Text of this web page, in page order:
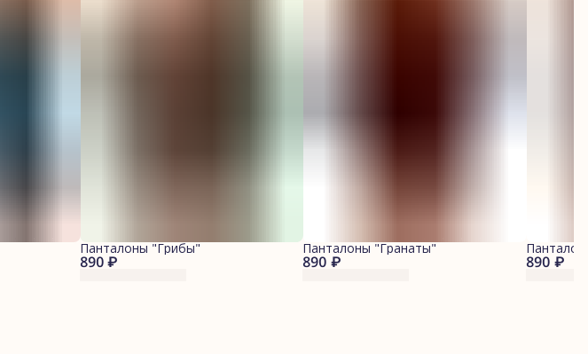
890 ₽
Панталоны "Грибы"
890 ₽
Панталоны "Гранаты"
890 ₽